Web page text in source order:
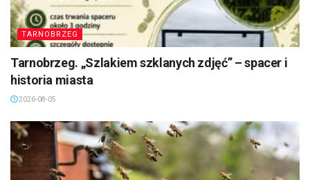
TARNOBRZEG
Tarnobrzeg. „Szlakiem szklanych zdjęć” – spacer i
historia miasta
2026-08-05